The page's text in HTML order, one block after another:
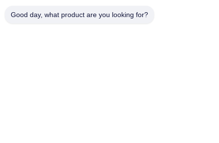
品質管理
Good day, what product are you looking for?